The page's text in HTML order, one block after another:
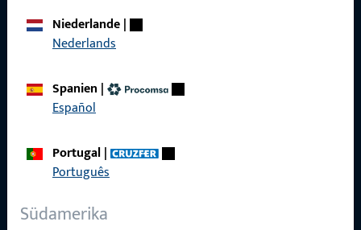
Niederlande|
Nederlands
Spanien |
Español
Portugal|
Português
Südamerika
Produktkatalog